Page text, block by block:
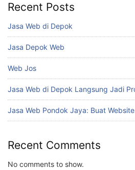
Recent Posts
Jasa Web di Depok
Jasa Depok Web
Web Jos
Jasa Web di Depok Langsung Jadi
Jasa Web Pondok Jaya: Buat
Recent Comments
No comments to show.